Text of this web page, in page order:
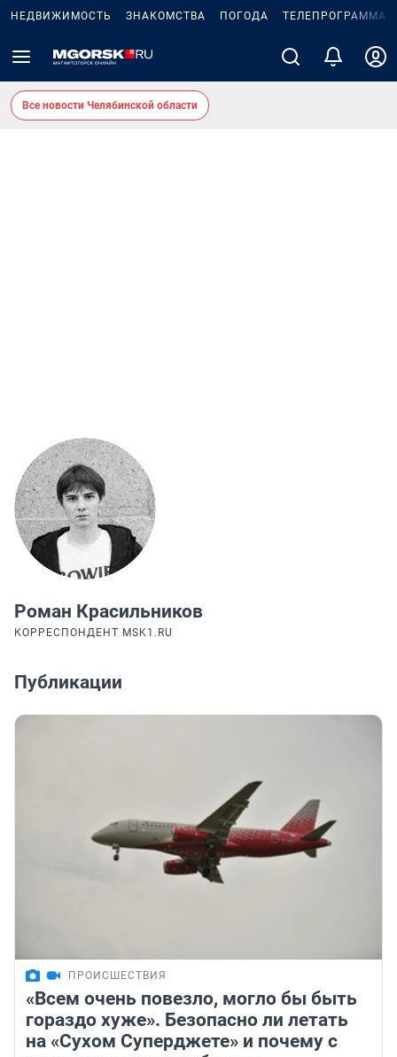
НЕДВИЖИМОСТЬ ЗНАКОМСТВА ПОГОДА ТЕЛЕПРОГРАММА
Все новости Челябинской области
Роман Красильников
КОРРЕСПОНДЕНТ MSK1.RU
Публикации
ПРОИСШЕСТВИЯ
«Всем очень повезло, могло бы быть
гораздо хуже». Безопасно ли летать
на «Сухом Суперджете» и почему с